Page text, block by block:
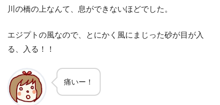
川の橋の上なんて、息ができないほどでした。
エジプトの風なので、とにかく風にまじった砂が目が入
る、入る！！
痛いー！